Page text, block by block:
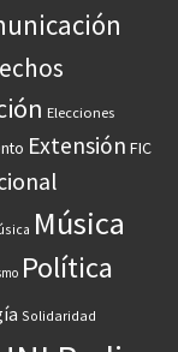
Elecciones
Extensión FIC
Música
Política
Solidaridad